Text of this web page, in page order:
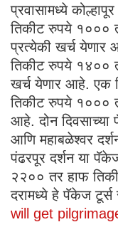
प्रवासामध्ये
तिकीट रुपये १०००
प्रत्येकी खर्च
तिकीट रुपये १४००
खर्च येणार आहे. एक
तिकीट रुपये १०००
आहे. दोन दिवसाच्या
आणि महाबळेश्वर
पंढरपूर दर्शन या
२२०० तर हाफ
दरामध्ये हे पॅकेज
will get